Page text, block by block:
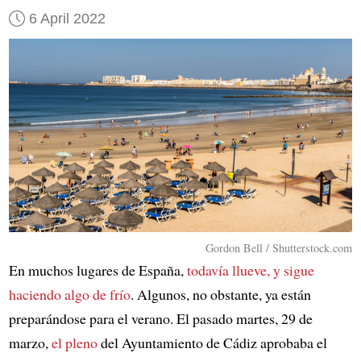
6 April 2022
Gordon Bell / Shutterstock.com
En muchos lugares de España,todavía llueve, y sigue
haciendo algo de frío. Algunos, no obstante, ya están
preparándose para el verano. El pasado martes, 29 de
marzo,el plenodel Ayuntamiento de Cádiz aprobaba el